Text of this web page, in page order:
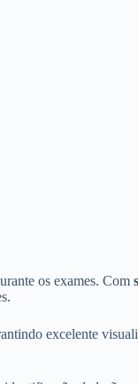
os exames. Com
excelente